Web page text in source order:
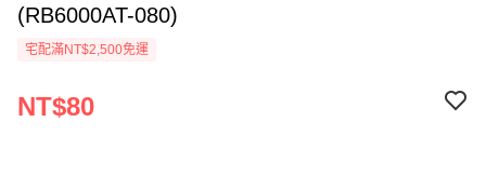
(RB6000AT-080)
宅配滿NT$2,500免運
NT$80